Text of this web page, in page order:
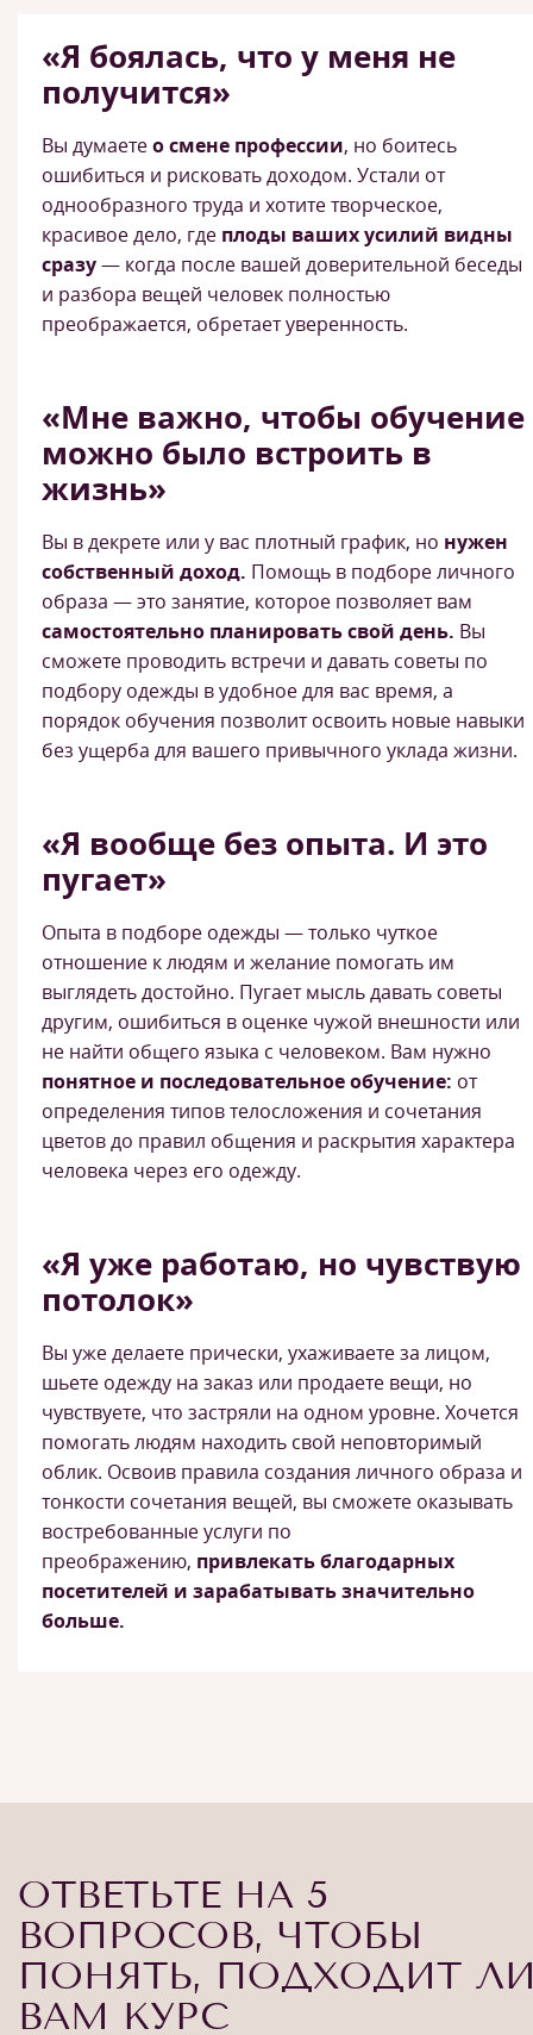
«Я боялась, что у меня не
получится»
Вы думаетео смене профессии, но боитесь
ошибиться и рисковать доходом. Устали от
однообразного труда и хотите творческое,
красивое дело, где плоды ваших усилий видны
сразу— когда после вашей доверительной беседы
и разбора вещей человек полностью
преображается, обретает уверенность.
«Мне важно, чтобы обучение
можно было встроить в
жизнь»
Вы в декрете или у вас плотный график, но нужен
собственный доход. Помощь в подборе личного
образа — это занятие, которое позволяет вам
самостоятельно планировать свой день. Вы
сможете проводить встречи и давать советы по
подбору одежды в удобное для вас время, а
порядок обучения позволит освоить новые навыки
без ущерба для вашего привычного уклада жизни.
«Я вообще без опыта. И это
пугает»
Опыта в подборе одежды — только чуткое
отношение к людям и желание помогать им
выглядеть достойно. Пугает мысль давать советы
другим, ошибиться в оценке чужой внешности или
не найти общего языка с человеком. Вам нужно
понятное и последовательное обучение: от
определения типов телосложения и сочетания
цветов до правил общения и раскрытия характера
человека через его одежду.
«Я уже работаю, но чувствую
потолок»
Вы уже делаете прически, ухаживаете за лицом,
шьете одежду на заказ или продаете вещи, но
чувствуете, что застряли на одном уровне. Хочется
помогать людям находить свой неповторимый
облик. Освоив правила создания личного образа и
тонкости сочетания вещей, вы сможете оказывать
востребованные услуги по
преображению, привлекать благодарных
посетителей и зарабатывать значительно
больше.
ОТВЕТЬТЕ НА 5
ВОПРОСОВ, ЧТОБЫ
ПОНЯТЬ, ПОДХОДИТ
ВАМ КУРС